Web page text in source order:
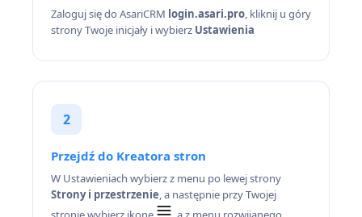
Zaloguj się do AsariCRM login.asari.pro, kliknij u góry
strony Twoje inicjały i wybierz Ustawienia
2
Przejdź do Kreatora stron
W Ustawieniach wybierz z menu po lewej strony
Strony i przestrzenie, a następnie przy Twojej